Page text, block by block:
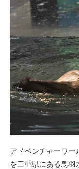
アドベンチャーワー
を三重県にある鳥羽